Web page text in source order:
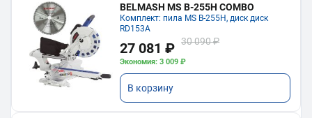
BELMASH MS B-255H COMBO
Комплект: пила MS B-255H, диск диск
RD153A
27 081 ₽ 30 090 ₽
Экономия: 3 009 ₽
В корзину